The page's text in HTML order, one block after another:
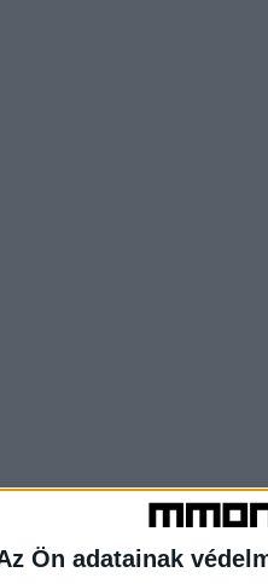
Ön adatainak